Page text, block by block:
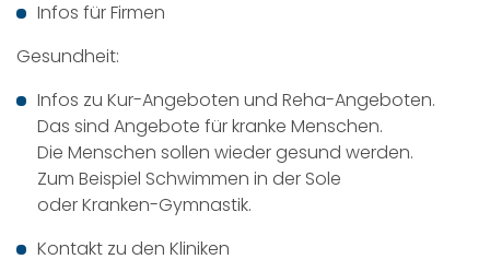
Infos für Firmen
Gesundheit:
Infos zu Kur-Angeboten und Reha-Angeboten.
Das sind Angebote für kranke Menschen.
Die Menschen sollen wieder gesund werden.
Zum Beispiel Schwimmen in der Sole
oder Kranken-Gymnastik.
Kontakt zu den Kliniken